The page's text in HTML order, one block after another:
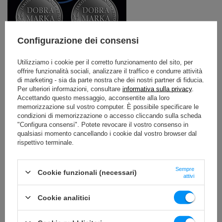
Linea professionale - attrezzature per uso
commerciale
La cosa migliore che possa capitare a un vero culturista:
la serie Marbo Professional.
Le attrezzature di questa linea hanno una dichiarazione
di conformità allo standard PN-EN 957-4:2007 e possono
essere utilizzate in palestre commerciali e pubbliche.
Provate il piacere di allenarvi con le migliori attrezzature
del mercato! Classe: S - Attrezzatura progettata per uso
commerciale.
Per garantire la sicurezza dei vostri clienti, le nostre
attrezzature sono state testate dal Centro Europeo di
Qualità per verificarne la sicurezza e la conformità alle
norme vigenti.
A seguito di questi test, abbiamo ricevuto il Certificato di
Configurazione dei consensi
Utilizziamo i cookie per il corretto funzionamento del sito, per
offrire funzionalità sociali, analizzare il traffico e condurre attività
di marketing - sia da parte nostra che dei nostri partner di fiducia.
Per ulteriori informazioni, consultare informativa sulla privacy.
Accettando questo messaggio, acconsentite alla loro
memorizzazione sul vostro computer. È possibile specificare le
condizioni di memorizzazione o accesso cliccando sulla scheda
"Configura consensi". Potete revocare il vostro consenso in
qualsiasi momento cancellando i cookie dal vostro browser dal
rispettivo terminale.
Cookie funzionali (necessari)
Sempre
attivi
Cookie analitici